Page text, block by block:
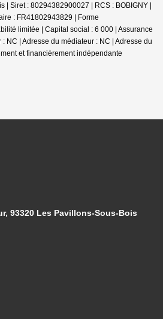
| Siret : 80294382900027 | RCS : BOBIGNY |
: FR41802943829 | Forme
limitée | Capital social : 6 000 | Assurance
NC | Adresse du médiateur : NC | Adresse du
et financièrement indépendante
93320 Les Pavillons-Sous-Bois